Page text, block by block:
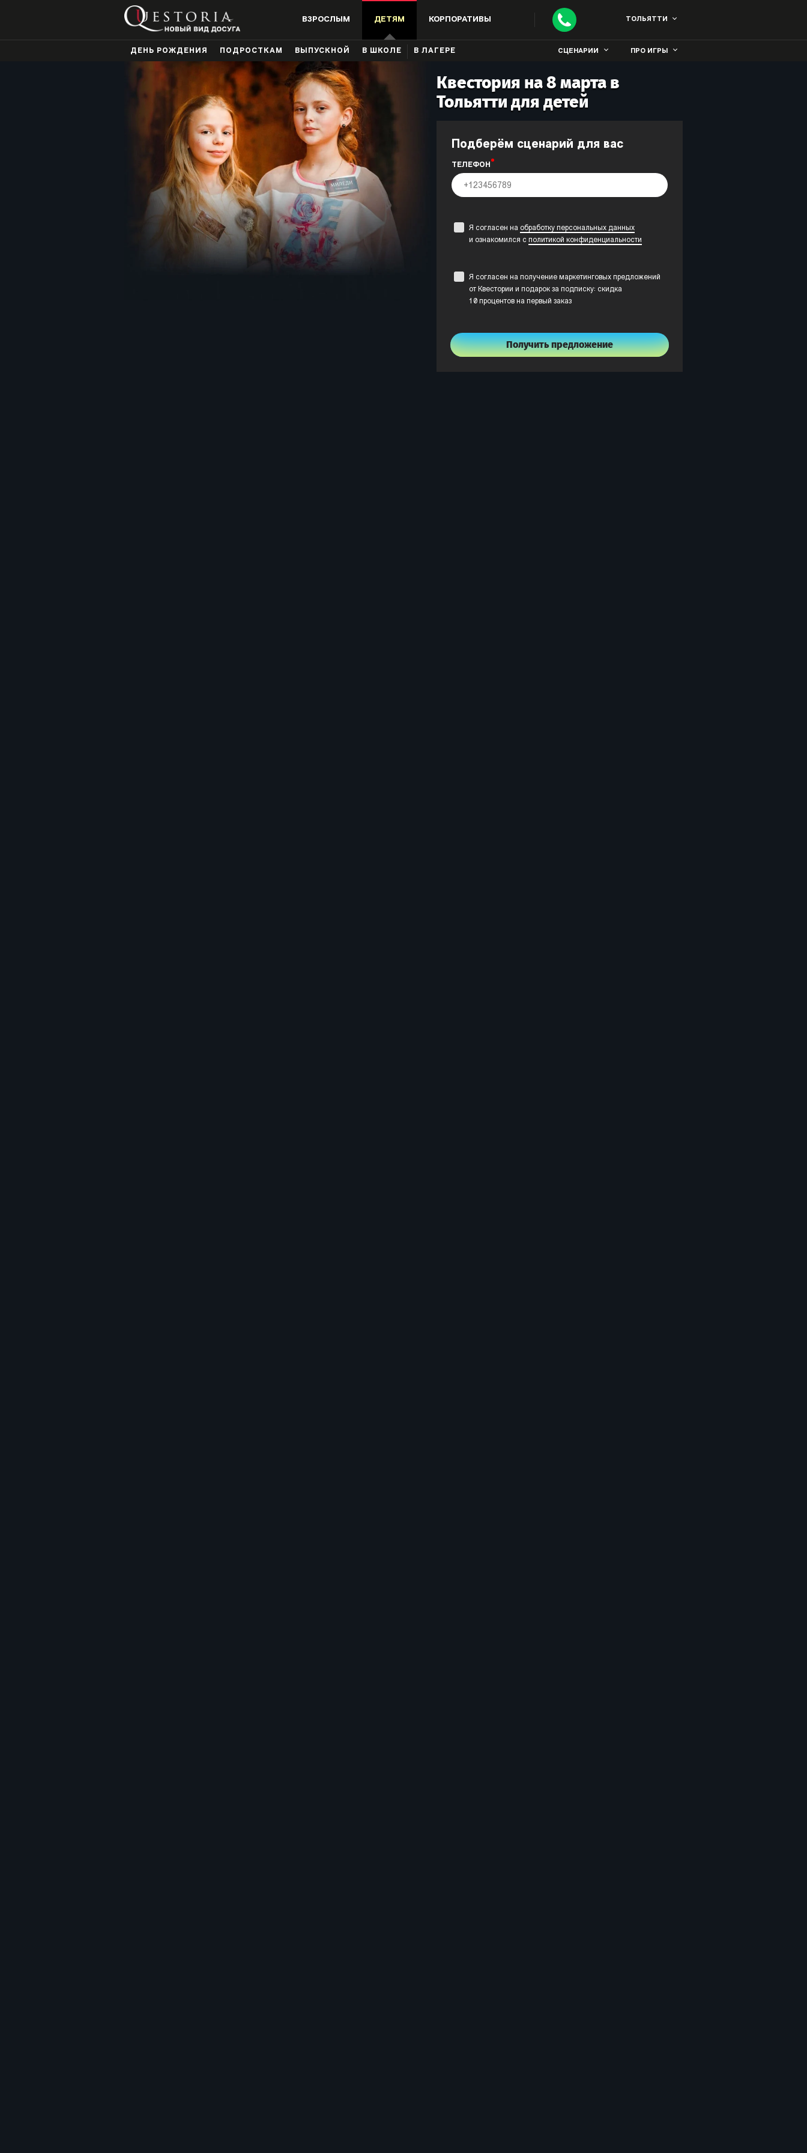
ВЗРОСЛЫМ ДЕТЯМ КОРПОРАТИВЫ ТОЛЬЯТТИ
ДЕНЬ РОЖДЕНИЯ ПОДРОСТКАМ ВЫПУСКНОЙ В ШКОЛЕ В ЛАГЕРЕ СЦЕНАРИИ ПРО ИГРЫ
Квестория на 8 марта в
Тольятти для детей
Подберём сценарий для вас
ТЕЛЕФОН
Я согласен на обработку персональных данных
и ознакомился с политикой конфиденциальности
Я согласен на получение маркетинговых предложений
от Квестории и подарок за подписку: скидка
10 процентов на первый заказ
Получить предложение